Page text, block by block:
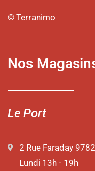
© Terranimo
Nos
Le Port
2 Rue Faraday
Lundi 13h - 19h